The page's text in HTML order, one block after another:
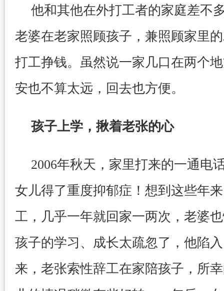
他和其他在外打工者的家庭差不
老婆在老家照顾孩子，兼照顾家里
打工挣钱。虽然说一家几口在两个
安也不算太远，回去也方便。
孩子上学，揪着老张的心
2006年秋天，家里打来的一通电
女儿得了重度抑郁症！想到这些年
工，几乎一年就回家一两次，老婆
孩子的学习、成长太疏忽了，他陷
来，老张索性辞工在家陪孩子，所